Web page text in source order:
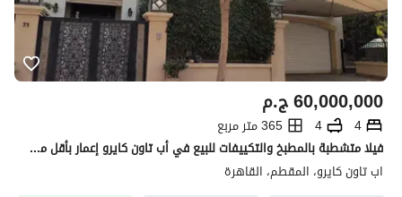
ج.م60,000,000
4
4
365 متر مربع
فيلا متشطبة بالمطبخ والتكييفات للبيع في أب تاون كايرو إعمار بأقل من سعر الماركت Uptown Cairo by Emaar
اب تاون كايرو، المقطم، القاهرة